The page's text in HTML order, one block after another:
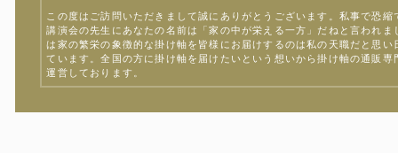
この度はご訪問いただきまして誠にありがとうございます。私事で恐縮
講演会の先生にあなたの名前は「家の中が栄える一方」だねと言われま
は家の繁栄の象徴的な掛け軸を皆様にお届けするのは私の天職だと思い
ています。全国の方に掛け軸を届けたいという想いから掛け軸の通販専
運営しております。